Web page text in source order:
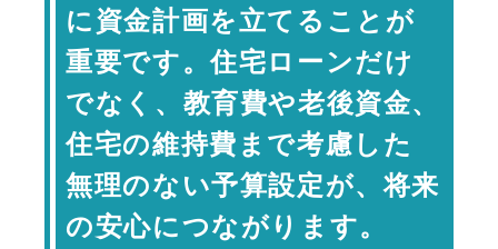
共働き世帯だからこそ余裕を持った計
画を
資金相談を早めに行うことで失敗を防
ぎやすくなる
住宅会社と一緒に資金計画を考えるメ
リット
将来を見据えた安心予算の考え
方
に資金計画を立てることが
重要です。住宅ローンだけ
でなく、教育費や老後資金、
住宅の維持費まで考慮した
無理のない予算設定が、将来
の安心につながります。